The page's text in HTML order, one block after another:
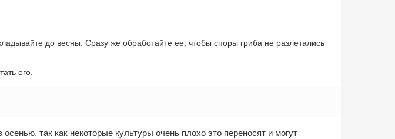
до весны. Сразу же обработайте ее, чтобы споры гриба не разлетались
его.
так как некоторые культуры очень плохо это переносят и могут